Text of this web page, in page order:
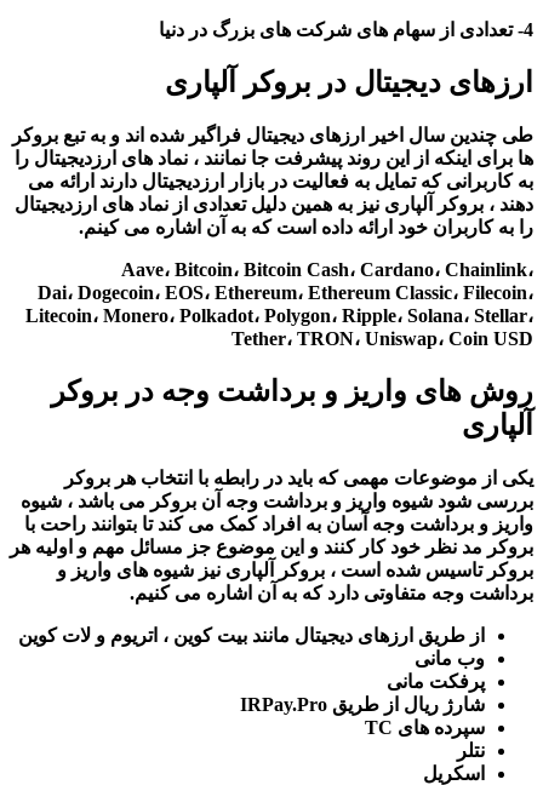
4- تعدادی از سهام های شرکت های بزرگ در دنیا
ارزهای دیجیتال در بروکر آلپاری
طی چندین سال اخیر ارزهای دیجیتال فراگیر شده اند و به تبع بروکر
ها برای اینکه از این روند پیشرفت جا نمانند ، نماد های ارزدیجیتال را
به کاربرانی که تمایل به فعالیت در بازار ارزدیجیتال دارند ارائه می
دهند ، بروکر آلپاری نیز به همین دلیل تعدادی از نماد های ارزدیجیتال
را به کاربران خود ارائه داده است که به آن اشاره می کینم.
Aave، Bitcoin، Bitcoin Cash، Cardano، Chainlink،
Dai، Dogecoin، EOS، Ethereum، Ethereum Classic، Filecoin،
Litecoin، Monero، Polkadot، Polygon، Ripple، Solana، Stellar،
Tether، TRON، Uniswap، Coin USD
روش های واریز و برداشت وجه در بروکر
آلپاری
یکی از موضوعات مهمی که باید در رابطه با انتخاب هر بروکر
بررسی شود شیوه واریز و برداشت وجه آن بروکر می باشد ، شیوه
واریز و برداشت وجه آسان به افراد کمک می کند تا بتوانند راحت با
بروکر مد نظر خود کار کنند و این موضوع جز مسائل مهم و اولیه هر
بروکر تاسیس شده است ، بروکر آلپاری نیز شیوه های واریز و
برداشت وجه متفاوتی دارد که به آن اشاره می کنیم.
از طریق ارزهای دیجیتال مانند بیت کوین ، اتریوم و لات کوین
وب مانی
پرفکت مانی
شارژ ریال از طریق IRPay.Pro
سپرده های TC
نتلر
اسکریل